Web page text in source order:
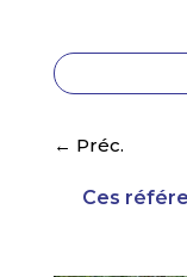
← Préc.
Ces